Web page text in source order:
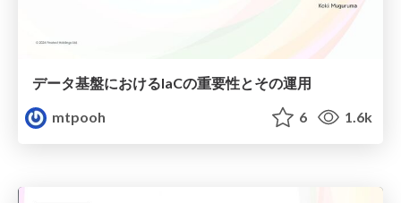
データ基盤におけるIaCの重要性とその運用
mtpooh
6 1.6k